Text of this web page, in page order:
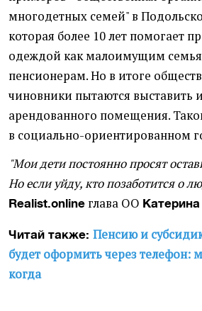
многодетных семей" в
которая более 10 лет помогает
одеждой как малоимущим
пенсионерам. Но в итоге
чиновники пытаются выставить
арендованного помещения.
в социально-ориентированном
"Мои дети постоянно просят
Но если уйду, кто позаботится о
Realist.online глава ОО
Читай также: Пенсию и
будет оформить через телефон:
когда